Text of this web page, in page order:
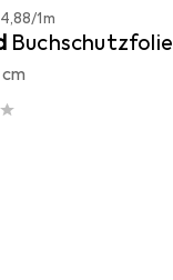
EUR
4,88/1m
Buchschutzfolie